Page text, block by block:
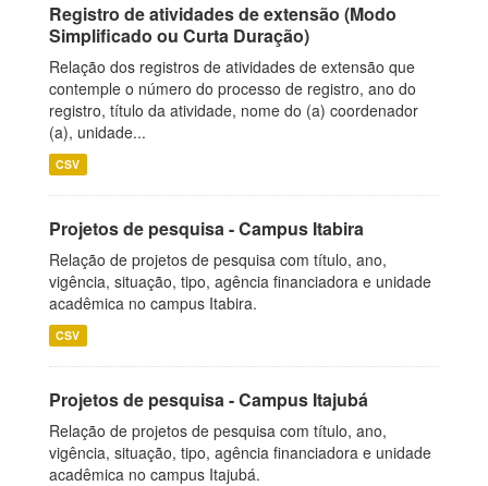
Registro de atividades de extensão (Modo
Simplificado ou Curta Duração)
Relação dos registros de atividades de extensão que
contemple o número do processo de registro, ano do
registro, título da atividade, nome do (a) coordenador
(a), unidade...
CSV
Projetos de pesquisa - Campus Itabira
Relação de projetos de pesquisa com título, ano,
vigência, situação, tipo, agência financiadora e unidade
acadêmica no campus Itabira.
CSV
Projetos de pesquisa - Campus Itajubá
Relação de projetos de pesquisa com título, ano,
vigência, situação, tipo, agência financiadora e unidade
acadêmica no campus Itajubá.